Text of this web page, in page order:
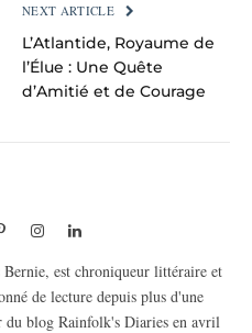
NEXT ARTICLE
L’Atlantide, Royaume de
l’Élue : Une Quête
d’Amitié et de Courage
PinterestInstagramLinkedIn
est chroniqueur littéraire et
de lecture depuis plus d'une
du blog Rainfolk's Diaries en avril